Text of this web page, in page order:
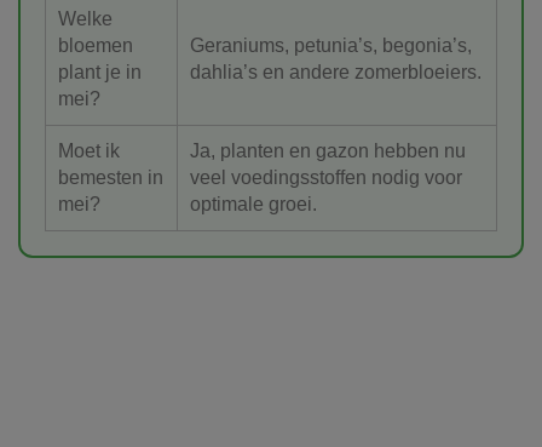
Welke
bloemen
plant je in
mei?
Geraniums, petunia’s, begonia’s,
dahlia’s en andere zomerbloeiers.
Moet ik
bemesten in
mei?
Ja, planten en gazon hebben nu
veel voedingsstoffen nodig voor
optimale groei.